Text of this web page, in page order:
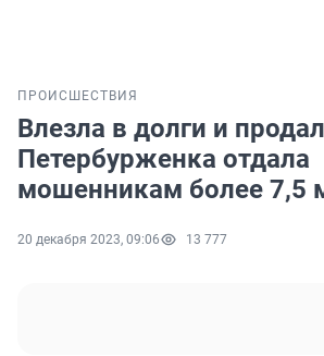
ПРОИСШЕСТВИЯ
Влезла в долги и
Петербурженка отдала
мошенникам более 7,5
20 декабря 2023, 09:06 13 777